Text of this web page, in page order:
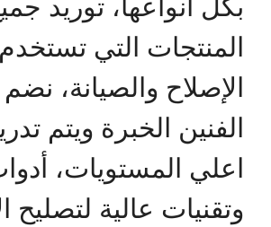
المنتجات التي
الإصلاح والصيانة،
الفنين الخبرة ويتم
اعلي المستويات،
وتقنيات عالية لتصليح